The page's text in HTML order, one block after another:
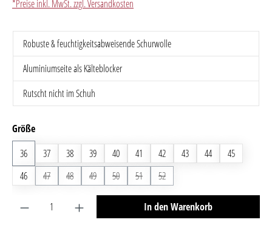
*Preise inkl. MwSt. zzgl. Versandkosten
Robuste & feuchtigkeitsabweisende Schurwolle
Aluminiumseite als Kälteblocker
Rutscht nicht im Schuh
Größeauswählen
36
37 38 39 40 41 42 43 44
45
46
47(Diese Option ist zurzeit nicht verfügbar.)
48(Diese Option ist zurzeit nicht verfügbar.)
49(Diese Option ist zurzeit nicht verfügbar.)
50(Diese Option ist zurzeit nicht verfügbar.)
51(Diese Option ist zurzeit nicht verfügbar.)
52(Diese Option ist zurzeit nicht
Produkt Anzahl: Gib den gewünschten Wert ein oder
In den Warenkorb